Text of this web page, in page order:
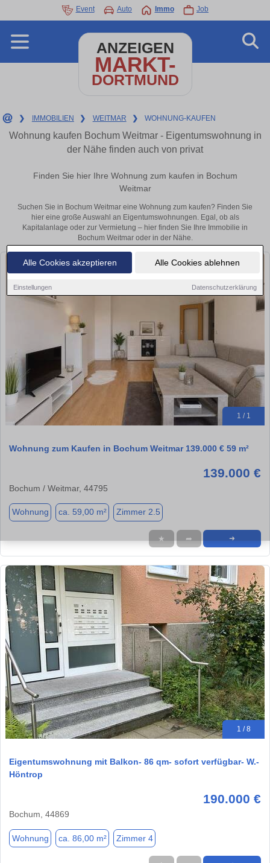
Alle Cookies akzeptieren Alle Cookies ablehnen
Einstellungen Datenschutzerklärung
Event Auto Immo Job
ANZEIGEN
MARKT-
DORTMUND
❯ IMMOBILIEN ❯ WEITMAR ❯ WOHNUNG-KAUFEN
Wohnung kaufen Bochum Weitmar - Eigentumswohnung in
der Nähe finden auch von privat
Finden Sie hier Ihre Wohnung zum kaufen in Bochum
Weitmar
Suchen Sie in Bochum Weitmar eine Wohnung zum kaufen? Finden Sie
hier eine große Auswahl an Eigentumswohnungen. Egal, ob als
Kapitalanlage oder zur Vermietung – hier finden Sie Ihre Immobilie in
Bochum Weitmar oder in der Nähe.
1 / 1
Wohnung zum Kaufen in Bochum Weitmar 139.000 € 59 m²
139.000 €
Bochum / Weitmar, 44795
Wohnung ca. 59,00 m² Zimmer 2.5
★ ➦ ➜
1 / 8
Eigentumswohnung mit Balkon- 86 qm- sofort verfügbar- W.-
Höntrop
190.000 €
Bochum, 44869
Wohnung ca. 86,00 m² Zimmer 4